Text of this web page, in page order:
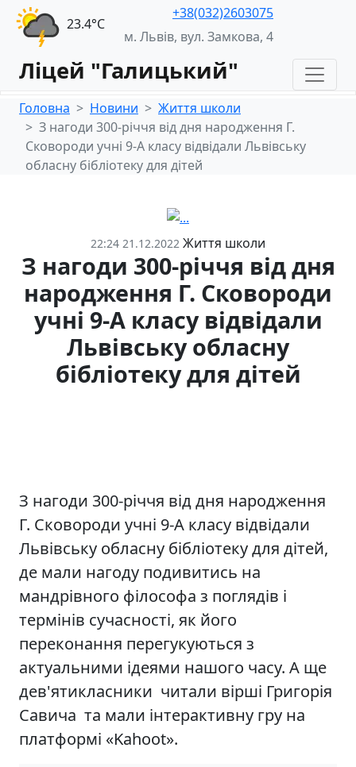
23.4°С
+38(032)2603075
м. Львів, вул. Замкова, 4
Ліцей "Галицький"
Головна Новини
Життя школи
З нагоди 300-річчя від дня народження Г.
Сковороди учні 9-А класу відвідали Львівську
обласну бібліотеку для дітей
22:24 21.12.2022 Життя школи
З нагоди 300-річчя від дня
народження Г. Сковороди
учні 9-А класу відвідали
Львівську обласну
бібліотеку для дітей
З нагоди 300-річчя від дня народження
Г. Сковороди учні 9-А класу відвідали
Львівську обласну бібліотеку для дітей,
де мали нагоду подивитись на
мандрівного філософа з поглядів і
термінів сучасності, як його
переконання перегукуються з
актуальними ідеями нашого часу. А ще
дев'ятикласники читали вірші Григорія
Савича та мали інтерактивну гру на
платформі «Kahoot».